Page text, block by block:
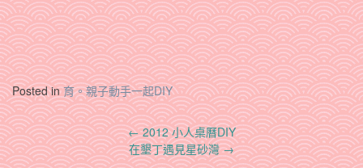
Posted in育。親子動手一起DIY
Post
navigation
←2012 小人桌曆DIY
在墾丁遇見星砂灣→